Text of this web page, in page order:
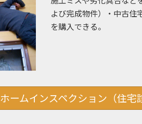
よび完成物件）・中古住
を購入できる。
ホームインスペクション（住宅